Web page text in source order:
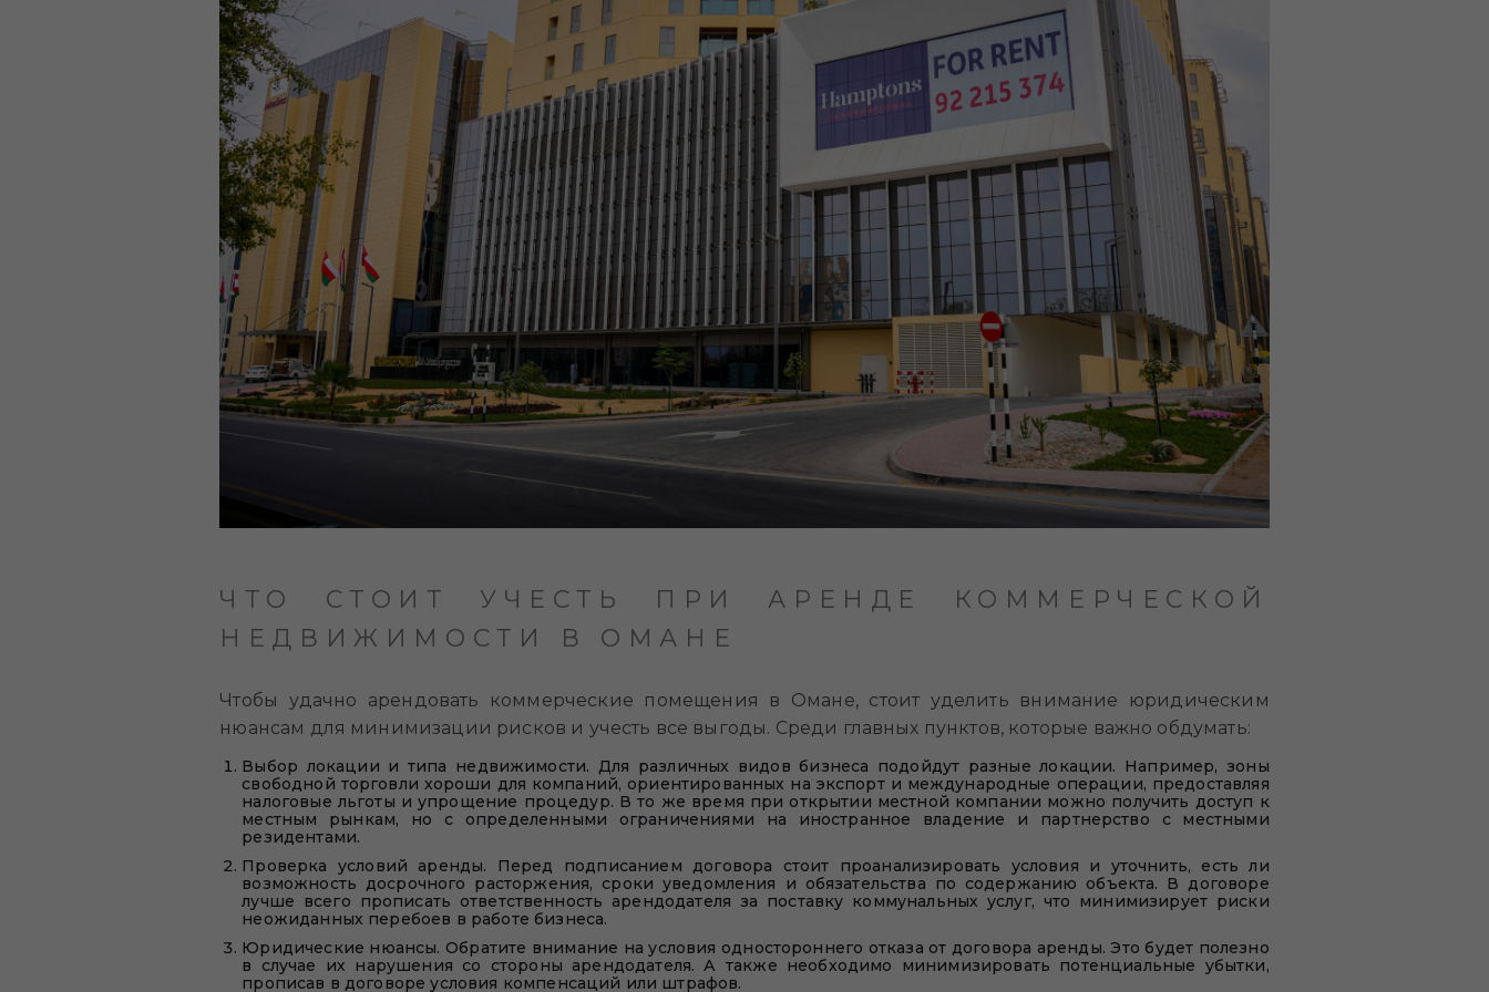
ЧТО СТОИТ УЧЕСТЬ ПРИ АРЕНДЕ КОММЕРЧЕСКОЙ
НЕДВИЖИМОСТИ В ОМАНЕ
Чтобы удачно арендовать коммерческие помещения в Омане, стоит уделить внимание юридическим
нюансам для минимизации рисков и учесть все выгоды. Среди главных пунктов, которые важно обдумать:
Выбор локации и типа недвижимости. Для различных видов бизнеса подойдут разные локации. Например, зоны
свободной торговли хороши для компаний, ориентированных на экспорт и международные операции, предоставляя
налоговые льготы и упрощение процедур. В то же время при открытии местной компании можно получить доступ к
местным рынкам, но с определенными ограничениями на иностранное владение и партнерство с местными
резидентами.
Проверка условий аренды. Перед подписанием договора стоит проанализировать условия и уточнить, есть ли
возможность досрочного расторжения, сроки уведомления и обязательства по содержанию объекта. В договоре
лучше всего прописать ответственность арендодателя за поставку коммунальных услуг, что минимизирует риски
неожиданных перебоев в работе бизнеса.
Юридические нюансы. Обратите внимание на условия одностороннего отказа от договора аренды. Это будет полезно
в случае их нарушения со стороны арендодателя. А также необходимо минимизировать потенциальные убытки,
прописав в договоре условия компенсаций или штрафов.